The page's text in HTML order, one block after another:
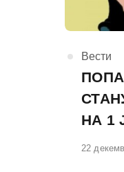
Вести
НА 1
Објавено
22